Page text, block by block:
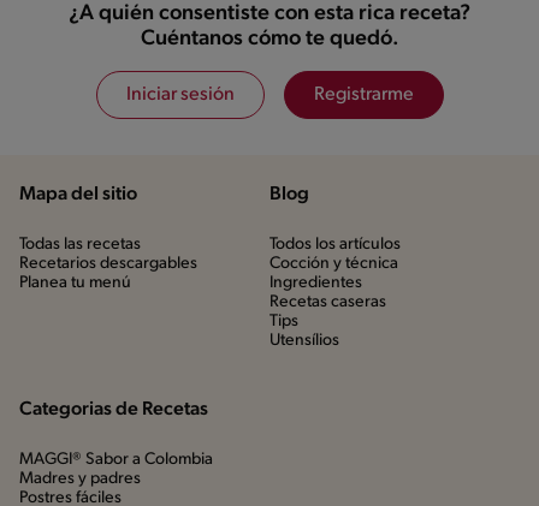
¿A quién consentiste con esta rica receta?
Cuéntanos cómo te quedó.
Iniciar sesión Registrarme
Mapa del sitio
Todas las recetas
Recetarios descargables
Planea tu menú
Blog
Todos los artículos
Cocción y técnica
Ingredientes
Recetas caseras
Tips
Utensílios
Categorias de Recetas
MAGGI® Sabor a Colombia
Madres y padres
Postres fáciles